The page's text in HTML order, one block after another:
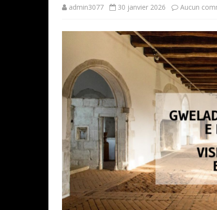
admin3077 30 janvier 2026 Aucun